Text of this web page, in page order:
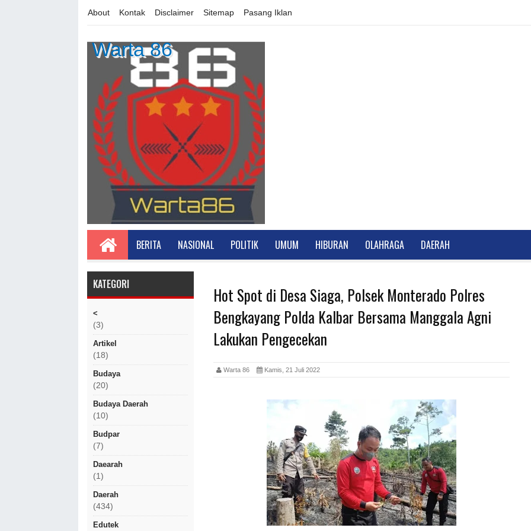
About Kontak Disclaimer Sitemap Pasang Iklan
Warta 86
BERITA NASIONAL POLITIK UMUM HIBURAN OLAHRAGA DAERAH
KATEGORI
<
(3)
Artikel
(18)
Budaya
(20)
Budaya Daerah
(10)
Budpar
(7)
Daearah
(1)
Daerah
(434)
Edutek
Hot Spot di Desa Siaga, Polsek Monterado Polres
Bengkayang Polda Kalbar Bersama Manggala Agni
Lakukan Pengecekan
Warta 86 Kamis, 21 Juli 2022